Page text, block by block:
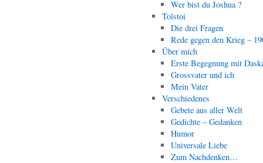
Wer bist du Joshua ?
Tolstoi
Die drei Fragen
Rede gegen den Krieg –
Über mich
Erste Begegnung mit
Grossvater und ich
Mein Vater
Verschiedenes
Gebete aus aller Welt
Gedichte – Gedanken
Humor
Universale Liebe
Zum Nachdenken…